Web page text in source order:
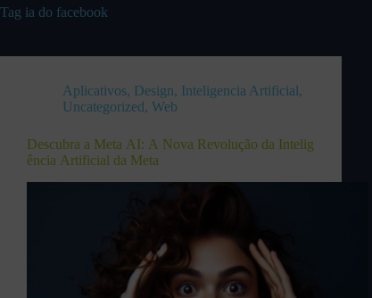
Tag ia do facebook
Aplicativos, Design, Inteligencia Artificial,
Uncategorized, Web
Descubra a Meta AI: A Nova Revolução da Intelig
ência Artificial da Meta